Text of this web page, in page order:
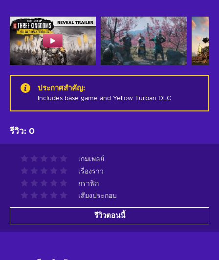
ประกาศสำคัญ:
Includes base game and Yellow Turban DLC
รีวิว: 0
เกมเพลย์
เรื่องราว
กราฟิก
เสียงประกอบ
รีวิวตอนนี้